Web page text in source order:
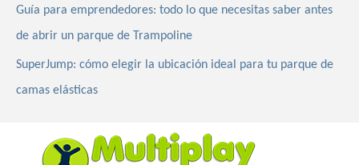
Guía para emprendedores: todo lo que necesitas saber antes
de abrir un parque de Trampoline
SuperJump: cómo elegir la ubicación ideal para tu parque de
camas elásticas